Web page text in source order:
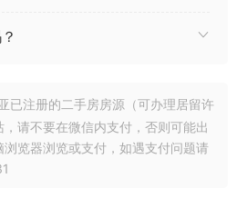
已注册的二手房房源（可办理居留许
请不要在微信内支付，否则可能出
览器浏览或支付，如遇支付问题请